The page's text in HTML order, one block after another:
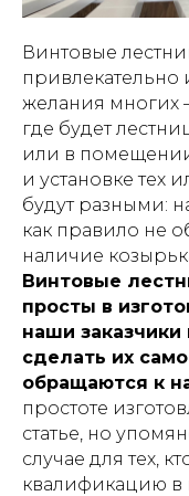
Винтовые
привлекательно
желания многих
где будет
или в
и установке тех
будут разными:
как правило не
наличие
Винтовые
просты в
наши
сделать их
обращаются к
простоте
статье, но
случае для тех,
квалификацию в